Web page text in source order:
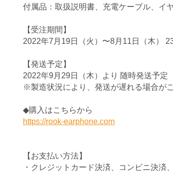
付属品：取扱説明書、充電ケーブル、イ
【受注期間】
2022年7月19日（火）〜8月11日（木）
【発送予定】
2022年9月29日（木）より 随時発送予定
※製造状況により、発送が遅れる場合がご
◆購入はこちらから
https://rook-earphone.com
【お支払い方法】
・クレジットカード決済、コンビニ決済